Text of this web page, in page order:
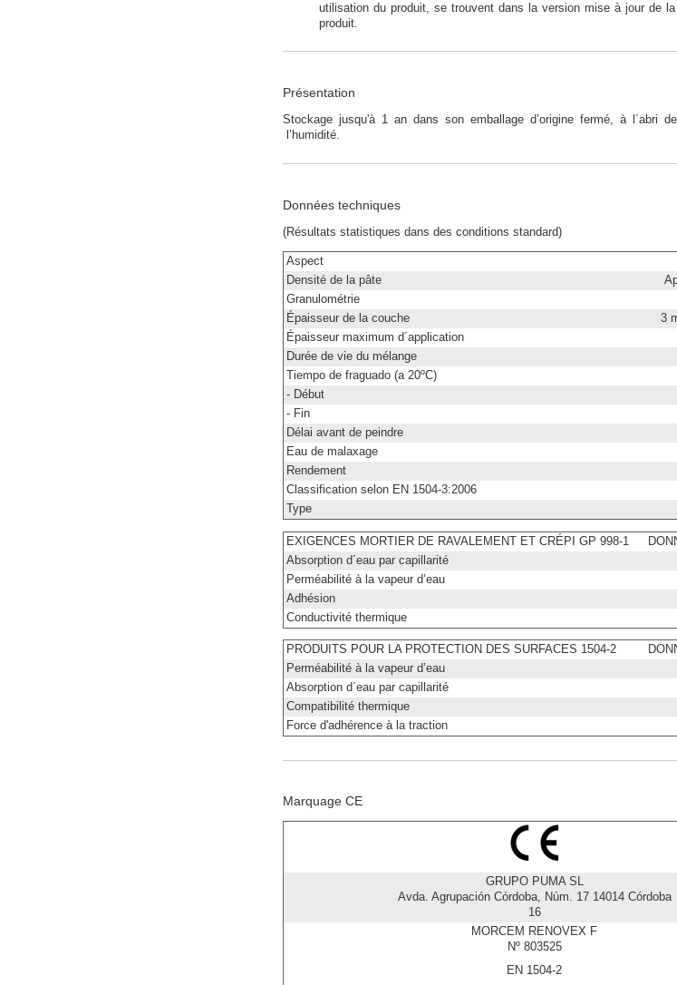
utilisation du produit, se trouvent dans la version mise à jour de
produit.
Présentation
Stockage jusqu'à 1 an dans son emballage d’origine fermé, à l´abri
l’humidité.
Données techniques
(Résultats statistiques dans des conditions standard)
Aspect
Densité de la pâte
Granulométrie
Épaisseur de la couche
3
Épaisseur maximum d´application
Durée de vie du mélange
Tiempo de fraguado (a 20ºC)
- Début
- Fin
Délai avant de peindre
Eau de malaxage
Rendement
Classification selon EN 1504-3:2006
Type
EXIGENCES MORTIER DE RAVALEMENT ET CRÉPI GP 998-1
Absorption d´eau par capillarité
Perméabilité à la vapeur d’eau
Adhésion
Conductivité thermique
PRODUITS POUR LA PROTECTION DES SURFACES 1504-2
Perméabilité à la vapeur d’eau
Absorption d´eau par capillarité
Compatibilité thermique
Force d'adhérence à la traction
Marquage CE
GRUPO PUMA SL
Avda. Agrupación Córdoba, Núm. 17 14014 Córdoba
16
MORCEM RENOVEX F
Nº 803525
EN 1504-2